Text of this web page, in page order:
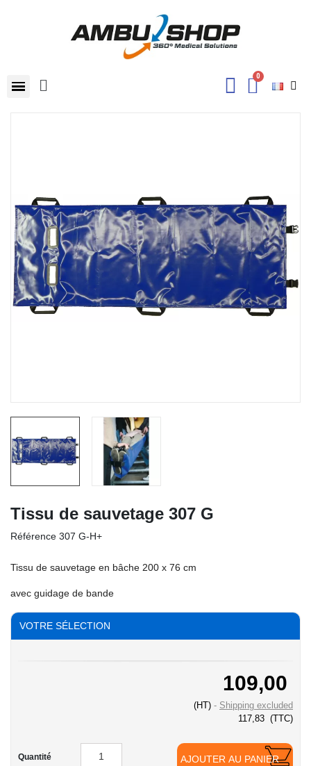
Tissu de sauvetage 307 G
Référence 307 G-H+
Tissu de sauvetage en bâche 200 x 76 cm
avec guidage de bande
VOTRE SÉLECTION
109,00
(HT)
Shipping excluded
117,83 (TTC)
Quantité AJOUTER AU PANIER